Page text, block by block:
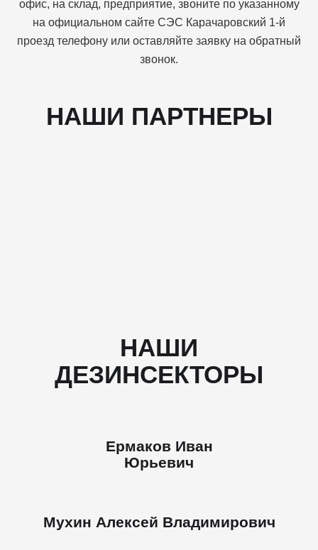
офис, на склад, предприятие, звоните по указанному
на официальном сайте СЭС Карачаровский 1-й
проезд телефону или оставляйте заявку на обратный
звонок.
НАШИ ПАРТНЕРЫ
НАШИ
ДЕЗИНСЕКТОРЫ
Ермаков Иван
Юрьевич
Мухин Алексей Владимирович